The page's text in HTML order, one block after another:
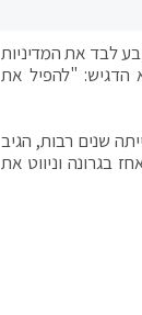
לבד את המדיניות
הדגיש: "להפיל את
שנים רבות, הגיב
בגרונה וניווט את